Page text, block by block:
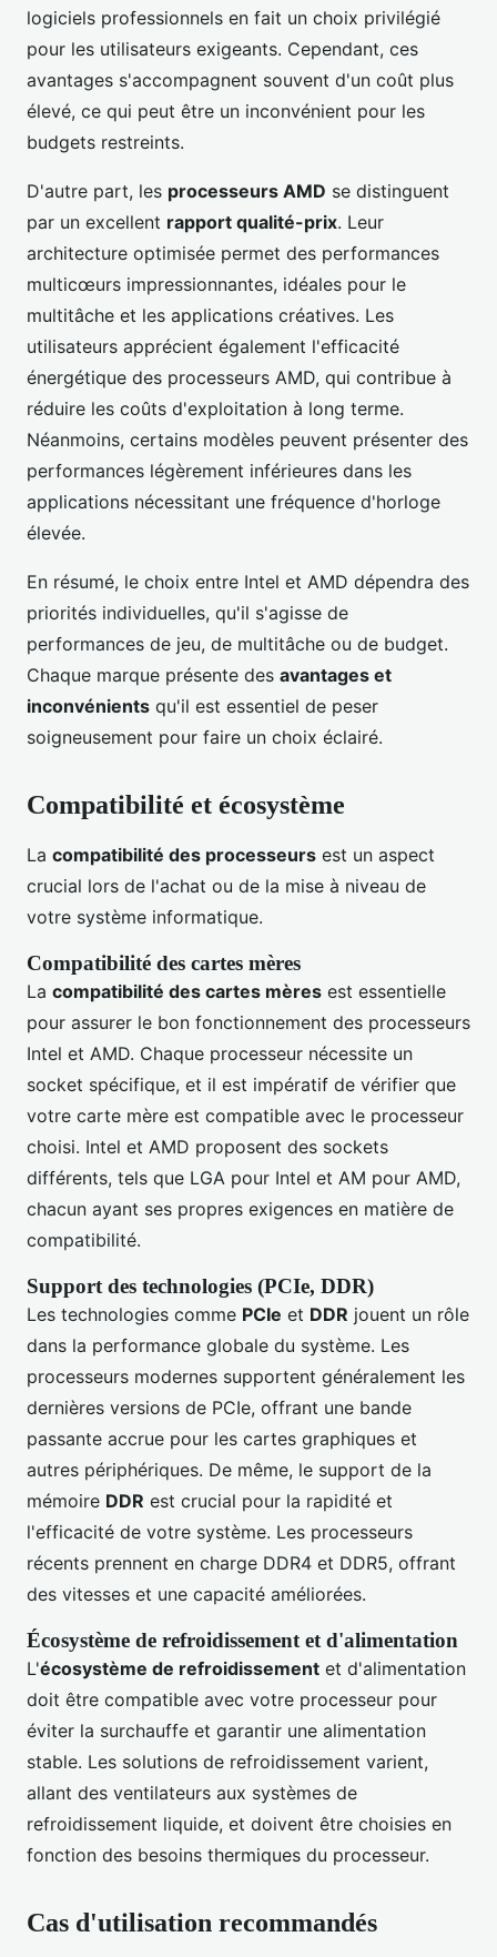
logiciels professionnels en fait un choix privilégié
pour les utilisateurs exigeants. Cependant, ces
avantages s'accompagnent souvent d'un coût plus
élevé, ce qui peut être un inconvénient pour les
budgets restreints.
D'autre part, les processeurs AMD se distinguent
par un excellent rapport qualité-prix. Leur
architecture optimisée permet des performances
multicœurs impressionnantes, idéales pour le
multitâche et les applications créatives. Les
utilisateurs apprécient également l'efficacité
énergétique des processeurs AMD, qui contribue à
réduire les coûts d'exploitation à long terme.
Néanmoins, certains modèles peuvent présenter des
performances légèrement inférieures dans les
applications nécessitant une fréquence d'horloge
élevée.
En résumé, le choix entre Intel et AMD dépendra des
priorités individuelles, qu'il s'agisse de
performances de jeu, de multitâche ou de budget.
Chaque marque présente des avantages et
inconvénients qu'il est essentiel de peser
soigneusement pour faire un choix éclairé.
Compatibilité et écosystème
La compatibilité des processeurs est un aspect
crucial lors de l'achat ou de la mise à niveau de
votre système informatique.
Compatibilité des cartes mères
La compatibilité des cartes mères est essentielle
pour assurer le bon fonctionnement des processeurs
Intel et AMD. Chaque processeur nécessite un
socket spécifique, et il est impératif de vérifier que
votre carte mère est compatible avec le processeur
choisi. Intel et AMD proposent des sockets
différents, tels que LGA pour Intel et AM pour AMD,
chacun ayant ses propres exigences en matière de
compatibilité.
Support des technologies (PCIe, DDR)
Les technologies comme PCIe et DDR jouent un rôle
dans la performance globale du système. Les
processeurs modernes supportent généralement les
dernières versions de PCIe, offrant une bande
passante accrue pour les cartes graphiques et
autres périphériques. De même, le support de la
mémoire DDR est crucial pour la rapidité et
l'efficacité de votre système. Les processeurs
récents prennent en charge DDR4 et DDR5, offrant
des vitesses et une capacité améliorées.
Écosystème de refroidissement et d'alimentation
L'écosystème de refroidissement et d'alimentation
doit être compatible avec votre processeur pour
éviter la surchauffe et garantir une alimentation
stable. Les solutions de refroidissement varient,
allant des ventilateurs aux systèmes de
refroidissement liquide, et doivent être choisies en
fonction des besoins thermiques du processeur.
Cas d'utilisation recommandés